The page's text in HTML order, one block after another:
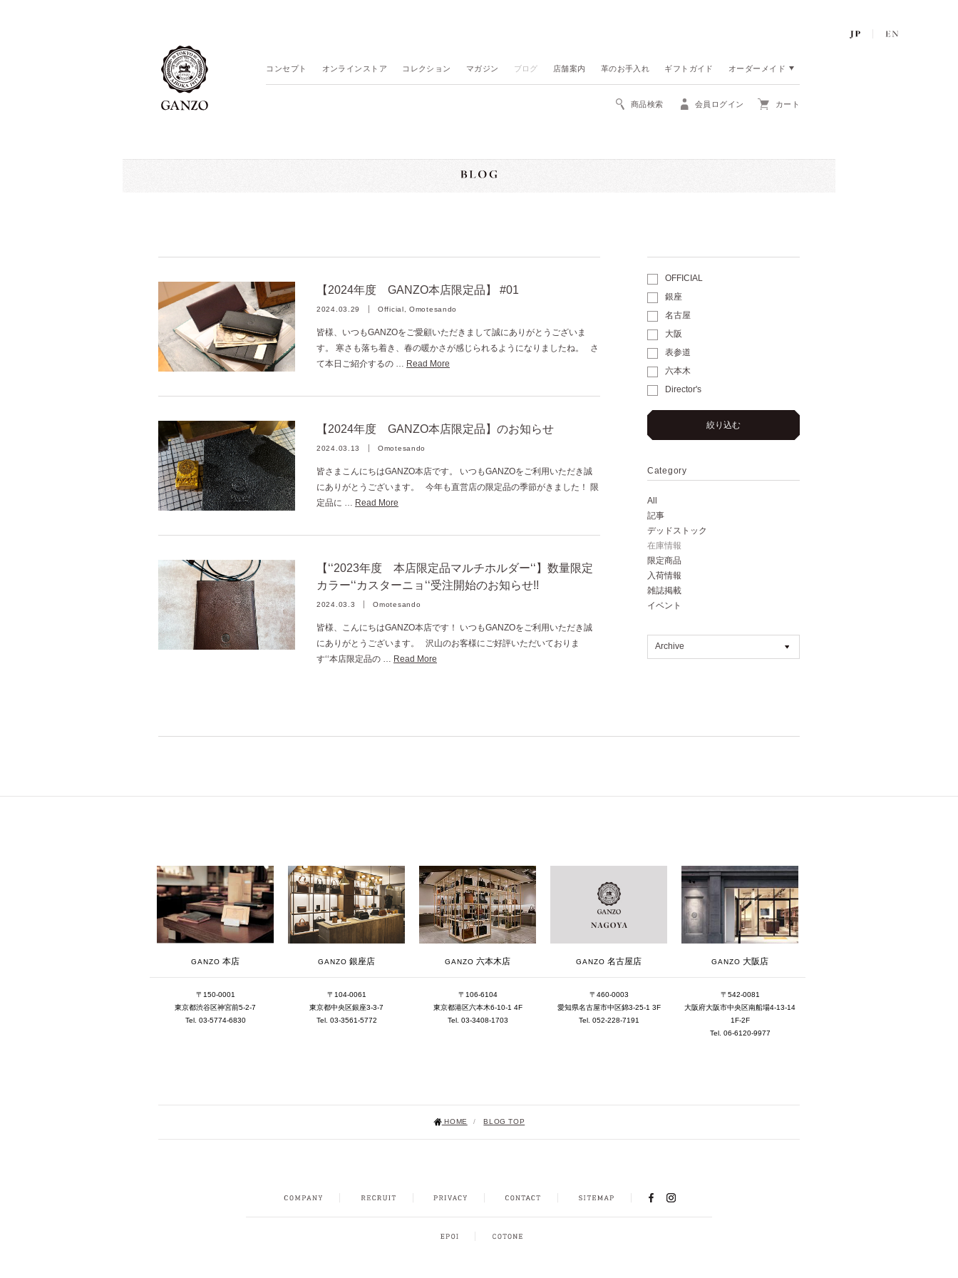
コンセプト オンラインストア コレクション マガジン ブログ 店舗案内 革のお手入れ ギフトガイド オーダーメイド
商品検索 会員ログイン カート
OFFICIAL
銀座
名古屋
大阪
表参道
六本木
Director's
絞り込む
Category
All
記事
デッドストック
在庫情報
限定商品
入荷情報
雑誌掲載
イベント
Archive
2025年12月 [2]
2025年11月 [6]
2025年10月 [8]
2025年9月 [8]
2025年6月 [3]
2025年2月 [5]
2024年10月 [5]
【2024年度 GANZO本店限定品】 #01
2024.03.29 Official, Omotesando
皆様、いつもGANZOをご愛顧いただきまして誠にありがとうございま
す。 寒さも落ち着き、春の暖かさが感じられるようになりましたね。 さ
て本日ご紹介するの … Read More
【2024年度 GANZO本店限定品】のお知らせ
2024.03.13 Omotesando
皆さまこんにちはGANZO本店です。 いつもGANZOをご利用いただき誠
にありがとうございます。 今年も直営店の限定品の季節がきました！ 限
定品に … Read More
【‘‘2023年度 本店限定品マルチホルダー‘‘】数量限定
カラー‘‘カスターニョ‘‘受注開始のお知らせ!!
2024.03.3 Omotesando
皆様、こんにちはGANZO本店です！ いつもGANZOをご利用いただき誠
にありがとうございます。 沢山のお客様にご好評いただいておりま
す‘‘本店限定品の … Read More
GANZO 本店
〒150-0001
東京都渋谷区神宮前5-2-7
Tel. 03-5774-6830
GANZO 銀座店
〒104-0061
東京都中央区銀座3-3-7
Tel. 03-3561-5772
GANZO 六本木店
〒106-6104
東京都港区六本木6-10-1 4F
Tel. 03-3408-1703
GANZO 名古屋店
〒460-0003
愛知県名古屋市中区錦3-25-1 3F
Tel. 052-228-7191
GANZO 大阪店
〒542-0081
大阪府大阪市中央区南船場4-13-14
1F-2F
Tel. 06-6120-9977
HOME / BLOG TOP
INSTAGRAM